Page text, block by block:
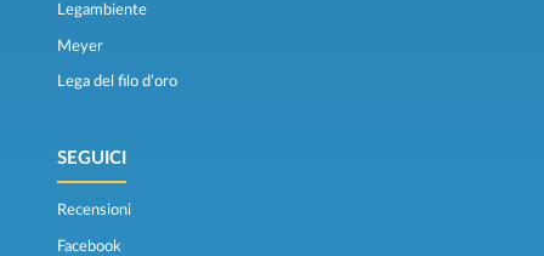
Legambiente
Meyer
Lega del filo d’oro
SEGUICI
Recensioni
Facebook